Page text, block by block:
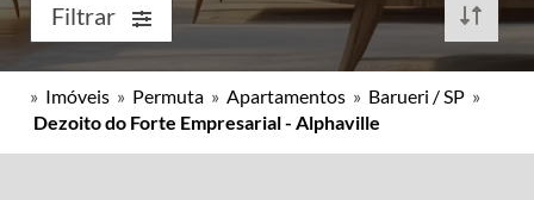
Filtrar
» Imóveis » Permuta » Apartamentos » Barueri / SP »
Dezoito do Forte Empresarial - Alphaville